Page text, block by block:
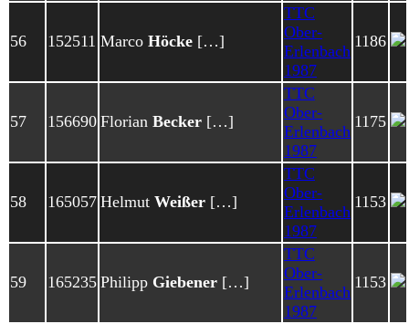
56 152511 Marco Höcke […]
TTC
Ober-
Erlenbach
1987
1186
57 156690 Florian Becker […]
TTC
Ober-
Erlenbach
1987
1175
58 165057 Helmut Weißer […]
TTC
Ober-
Erlenbach
1987
1153
59 165235 Philipp Giebener […]
TTC
Ober-
Erlenbach
1987
1153